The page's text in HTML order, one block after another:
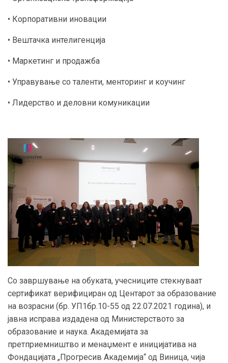
• Корпоративни иновации
• Вештачка интелигенција
• Маркетинг и продажба
• Управување со таленти, менторинг и коучинг
• Лидерство и деловни комуникации
Со завршување на обуката, учесниците стекнуваат
сертификат верифициран од Центарот за образование
на возрасни (бр. УП1бр.10-55 од 22.07.2021 година), и
јавна исправа издадена од Министерството за
образование и наука. Академијата за
претприемништво и менаџмент е иницијатива на
Фондацијата „Прогресив Академија“ од Виница, чија